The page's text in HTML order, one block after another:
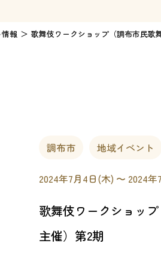
情報 歌舞伎ワークショップ（調布市民歌
調布市 地域イベント
2024年7月4日(木) 〜 2024年
歌舞伎ワークショッ
主催）第2期